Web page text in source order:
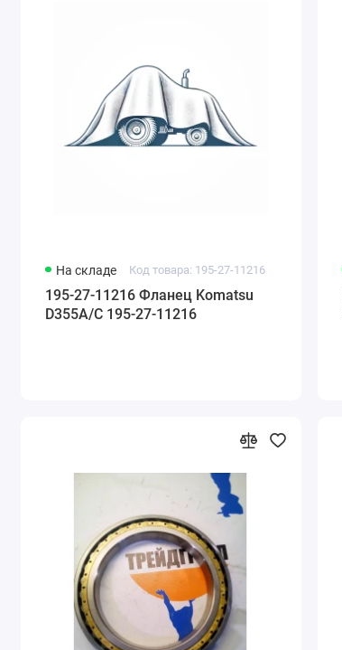
На складе Код товара: 195-27-11216
195-27-11216 Фланец Komatsu
D355A/C 195-27-11216